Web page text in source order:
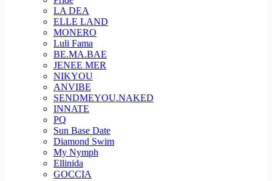
LA DEA
ELLE LAND
MONERO
Luli Fama
BE.MA.BAE
JENEE MER
NIKYOU
ANVIBE
SENDMEYOU.NAKED
INNATE
PQ
Sun Base Date
Diamond Swim
My Nymph
Ellinida
GOCCIA